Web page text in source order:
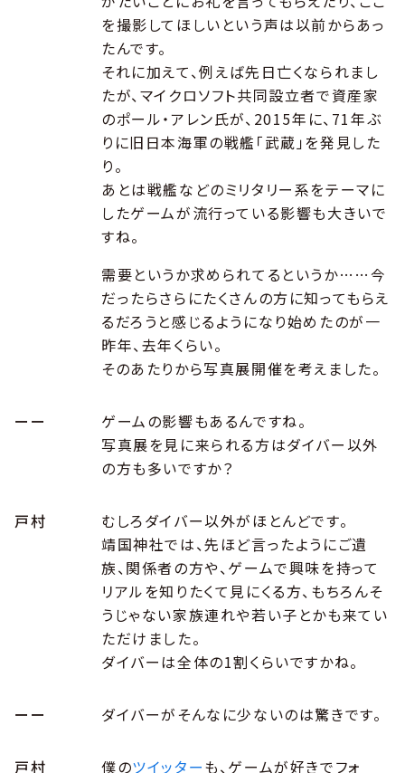
を撮影してほしいという声は以前からあっ
たんです。
それに加えて、例えば先日亡くなられまし
たが、マイクロソフト共同設立者で資産家
のポール・アレン氏が、2015年に、71年ぶ
りに旧日本海軍の戦艦「武蔵」を発見した
り。
あとは戦艦などのミリタリー系をテーマに
したゲームが流行っている影響も大きいで
すね。
需要というか求められてるというか……今
だったらさらにたくさんの方に知ってもらえ
るだろうと感じるようになり始めたのが一
昨年、去年くらい。
そのあたりから写真展開催を考えました。
ーー
ゲームの影響もあるんですね。
写真展を見に来られる方はダイバー以外
の方も多いですか？
戸村
むしろダイバー以外がほとんどです。
靖国神社では、先ほど言ったようにご遺
族、関係者の方や、ゲームで興味を持って
リアルを知りたくて見にくる方、もちろんそ
うじゃない家族連れや若い子とかも来てい
ただけました。
ダイバーは全体の1割くらいですかね。
ーー ダイバーがそんなに少ないのは驚きです。
戸村 僕のツイッターも、ゲームが好きでフォ